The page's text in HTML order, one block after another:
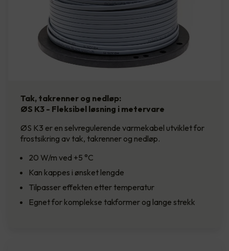
Tak, takrenner og nedløp:
ØS K3 - Fleksibel løsning i metervare
ØS K3 er en selvregulerende varmekabel utviklet for
frostsikring av tak, takrenner og nedløp.
20 W/m ved +5 °C
Kan kappes i ønsket lengde
Tilpasser effekten etter temperatur
Egnet for komplekse takformer og lange strekk